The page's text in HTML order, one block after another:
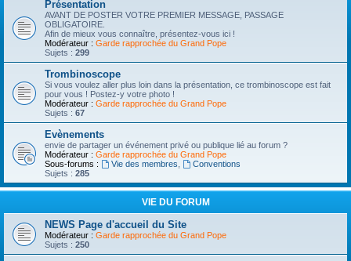
Présentation
AVANT DE POSTER VOTRE PREMIER MESSAGE, PASSAGE
OBLIGATOIRE.
Afin de mieux vous connaître, présentez-vous ici !
Modérateur : Garde rapprochée du Grand Pope
Sujets : 299
Trombinoscope
Si vous voulez aller plus loin dans la présentation, ce trombinoscope est fait
pour vous ! Postez-y votre photo !
Modérateur : Garde rapprochée du Grand Pope
Sujets : 67
Evènements
envie de partager un événement privé ou publique lié au forum ?
Modérateur : Garde rapprochée du Grand Pope
Sous-forums :
Vie des membres
Conventions
Sujets : 285
VIE DU FORUM
NEWS Page d'accueil du Site
Modérateur : Garde rapprochée du Grand Pope
Sujets : 250